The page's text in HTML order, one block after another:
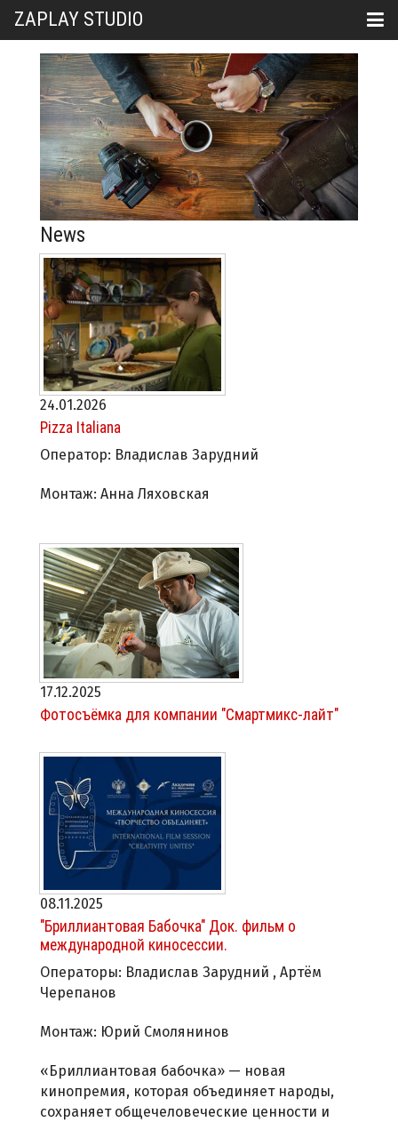
ZAPLAY STUDIO
News
24.01.2026
Pizza Italiana
Оператор: Владислав Зарудний
Монтаж: Анна Ляховская
17.12.2025
Фотосъёмка для компании "Смартмикс-лайт"
08.11.2025
"Бриллиантовая Бабочка" Док. фильм о
международной киносессии.
Операторы: Владислав Зарудний , Артём
Черепанов
Монтаж: Юрий Смолянинов
«Бриллиантовая бабочка» — новая
кинопремия, которая объединяет народы,
сохраняет общечеловеческие ценности и